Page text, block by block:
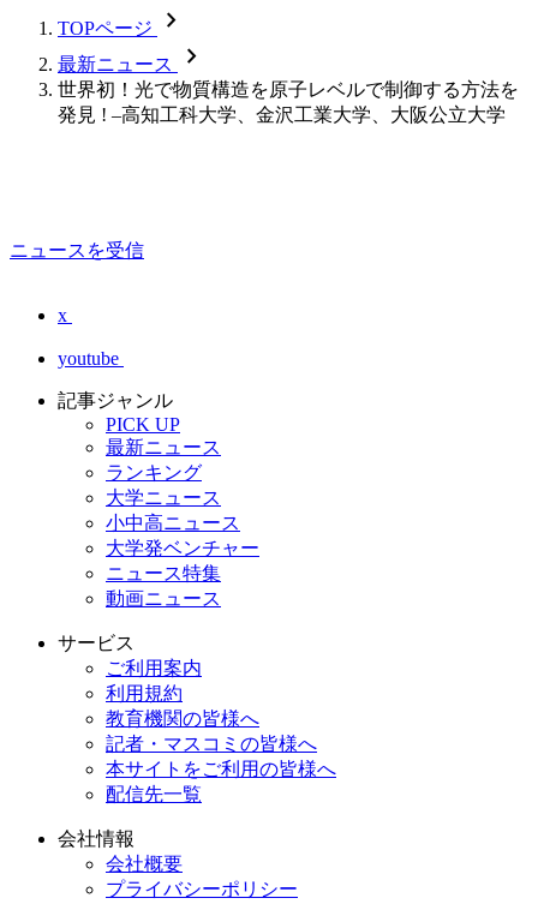
TOPページ chevron_forward
最新ニュース chevron_forward
世界初！光で物質構造を原子レベルで制御する方法を
発見 ! –高知工科大学、金沢工業大学、大阪公立大学
ニュースを受信
x
youtube
記事ジャンル
PICK UP
最新ニュース
ランキング
大学ニュース
小中高ニュース
大学発ベンチャー
ニュース特集
動画ニュース
サービス
ご利用案内
利用規約
教育機関の皆様へ
記者・マスコミの皆様へ
本サイトをご利用の皆様へ
配信先一覧
会社情報
会社概要
プライバシーポリシー